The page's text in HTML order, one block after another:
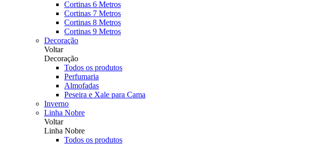
Cortinas 6 Metros
Cortinas 7 Metros
Cortinas 8 Metros
Cortinas 9 Metros
Decoração
Voltar
Decoração
Todos os produtos
Perfumaria
Almofadas
Peseira e Xale para Cama
Inverno
Linha Nobre
Voltar
Linha Nobre
Todos os produtos